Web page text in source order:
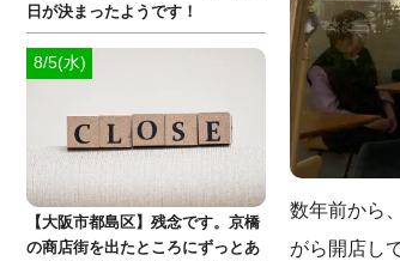
数年前から
がら開店し
日が決まったようです！
8/5(水)
【大阪市都島区】残念です。京橋
の商店街を出たところにずっとあ